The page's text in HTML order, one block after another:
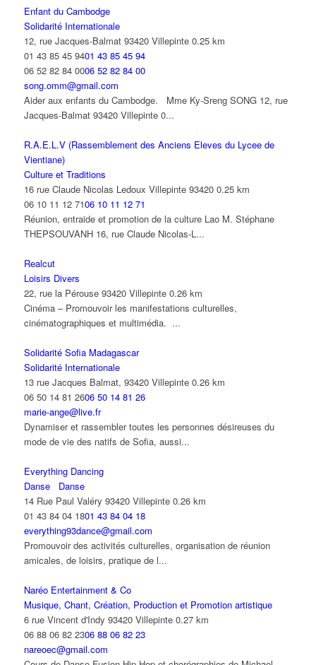
Enfant du Cambodge
Solidarité Internationale
12, rue Jacques-Balmat 93420 Villepinte 0.25 km
01 43 85 45 9401 43 85 45 94
06 52 82 84 0006 52 82 84 00
song.omm@gmail.com
Aider aux enfants du Cambodge. Mme Ky-Sreng SONG 12, rue
Jacques-Balmat 93420 Villepinte 0...
R.A.E.L.V (Rassemblement des Anciens Eleves du Lycee de
Vientiane)
Culture et Traditions
16 rue Claude Nicolas Ledoux Villepinte 93420 0.25 km
06 10 11 12 7106 10 11 12 71
Réunion, entraide et promotion de la culture Lao M. Stéphane
THEPSOUVANH 16, rue Claude Nicolas-L...
Realcut
Loisirs Divers
22, rue la Pérouse 93420 Villepinte 0.26 km
Cinéma – Promouvoir les manifestations culturelles,
cinématographiques et multimédia. ...
Solidarité Sofia Madagascar
Solidarité Internationale
13 rue Jacques Balmat, 93420 Villepinte 0.26 km
06 50 14 81 2606 50 14 81 26
marie-ange@live.fr
Dynamiser et rassembler toutes les personnes désireuses du
mode de vie des natifs de Sofia, aussi...
Everything Dancing
Danse
Danse
14 Rue Paul Valéry 93420 Villepinte 0.26 km
01 43 84 04 1801 43 84 04 18
everything93dance@gmail.com
Promouvoir des activités culturelles, organisation de réunion
amicales, de loisirs, pratique de l...
Naréo Entertainment & Co
Musique, Chant, Création, Production et Promotion artistique
6 rue Vincent d'Indy 93420 Villepinte 0.27 km
06 88 06 82 2306 88 06 82 23
nareoec@gmail.com